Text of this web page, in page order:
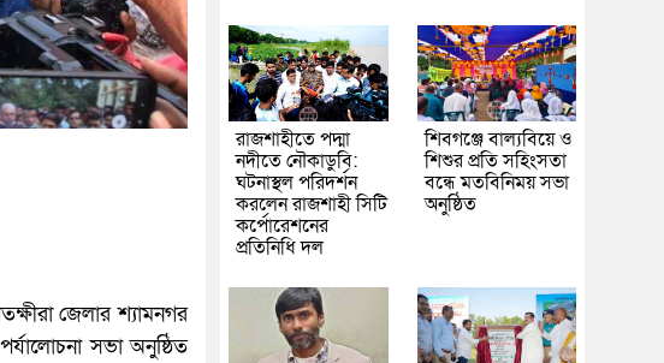
জেলার শ্যামনগর
সভা অনুষ্ঠিত
রাজশাহীতে পদ্মা
নদীতে নৌকাডুবি:
ঘটনাস্থল পরিদর্শন
করলেন রাজশাহী সিটি
কর্পোরেশনের
প্রতিনিধি দল
শিবগঞ্জে বাল্যবিয়ে ও
শিশুর প্রতি সহিংসতা
বন্ধে মতবিনিময় সভা
অনুষ্ঠিত